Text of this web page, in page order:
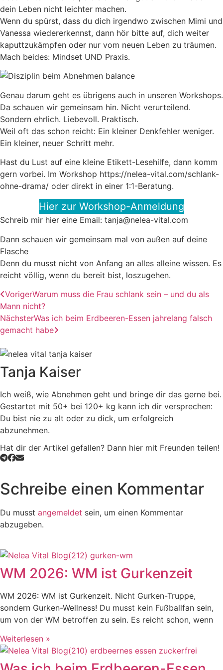
dein Leben nicht leichter machen.
Wenn du spürst, dass du dich irgendwo zwischen Mimi und
Vanessa wiedererkennst, dann hör bitte auf, dich weiter
kaputtzukämpfen oder nur vom neuen Leben zu träumen.
Mach beides: Mindset UND Praxis.
Genau darum geht es übrigens auch in unseren Workshops.
Da schauen wir gemeinsam hin. Nicht verurteilend.
Sondern ehrlich. Liebevoll. Praktisch.
Weil oft das schon reicht: Ein kleiner Denkfehler weniger.
Ein kleiner, neuer Schritt mehr.
Hast du Lust auf eine kleine Etikett-Lesehilfe, dann komm
gern vorbei. Im Workshop https://nelea-vital.com/schlank-
ohne-drama/ oder direkt in einer 1:1-Beratung.
Hier zur Workshop-Anmeldung
Schreib mir hier eine Email: tanja@nelea-vital.com
Dann schauen wir gemeinsam mal von außen auf deine
Flasche
Denn du musst nicht von Anfang an alles alleine wissen. Es
reicht völlig, wenn du bereit bist, loszugehen.
VorigerWarum muss die Frau schlank sein – und du als
Mann nicht?
NächsterWas ich beim Erdbeeren-Essen jahrelang falsch
gemacht habe
Tanja Kaiser
Ich weiß, wie Abnehmen geht und bringe dir das gerne bei.
Gestartet mit 50+ bei 120+ kg kann ich dir versprechen:
Du bist nie zu alt oder zu dick, um erfolgreich
abzunehmen.
Hat dir der Artikel gefallen? Dann hier mit Freunden teilen!
Schreibe einen Kommentar
Du musst angemeldet sein, um einen Kommentar
abzugeben.
WM 2026: WM ist Gurkenzeit
WM 2026: WM ist Gurkenzeit. Nicht Gurken-Truppe,
sondern Gurken-Wellness! Du musst kein Fußballfan sein,
um von der WM betroffen zu sein. Es reicht schon, wenn
Weiterlesen »